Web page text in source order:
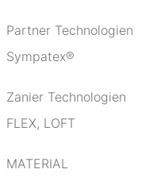
Partner Technologien
Sympatex®
Zanier Technologien
FLEX, LOFT
MATERIAL